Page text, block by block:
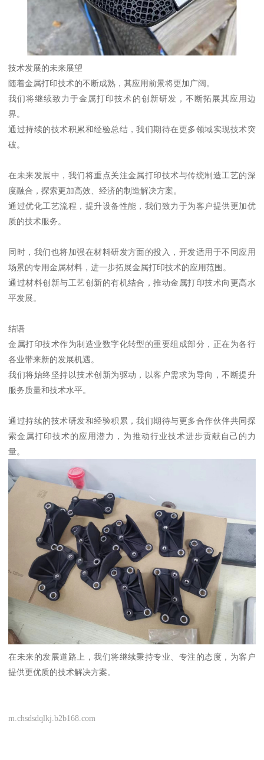
技术发展的未来展望
随着金属打印技术的不断成熟，其应用前景将更加广阔。
我们将继续致力于金属打印技术的创新研发，不断拓展其应用边
界。
通过持续的技术积累和经验总结，我们期待在更多领域实现技术突
破。
在未来发展中，我们将重点关注金属打印技术与传统制造工艺的深
度融合，探索更加高效、经济的制造解决方案。
通过优化工艺流程，提升设备性能，我们致力于为客户提供更加优
质的技术服务。
同时，我们也将加强在材料研发方面的投入，开发适用于不同应用
场景的专用金属材料，进一步拓展金属打印技术的应用范围。
通过材料创新与工艺创新的有机结合，推动金属打印技术向更高水
平发展。
结语
金属打印技术作为制造业数字化转型的重要组成部分，正在为各行
各业带来新的发展机遇。
我们将始终坚持以技术创新为驱动，以客户需求为导向，不断提升
服务质量和技术水平。
通过持续的技术研发和经验积累，我们期待与更多合作伙伴共同探
索金属打印技术的应用潜力，为推动行业技术进步贡献自己的力
量。
在未来的发展道路上，我们将继续秉持专业、专注的态度，为客户
提供更优质的技术解决方案。
m.chsdsdqlkj.b2b168.com